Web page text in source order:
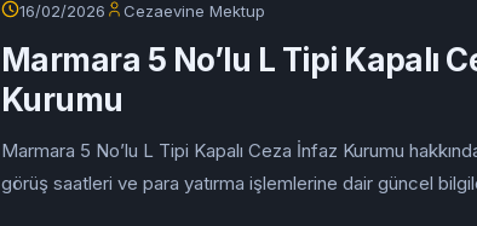
16/02/2026 Cezaevine Mektup
Marmara 5 No’lu L Tipi Kapalı
Kurumu
Marmara 5 No’lu L Tipi Kapalı Ceza İnfaz Kurumu
görüş saatleri ve para yatırma işlemlerine dair güncel